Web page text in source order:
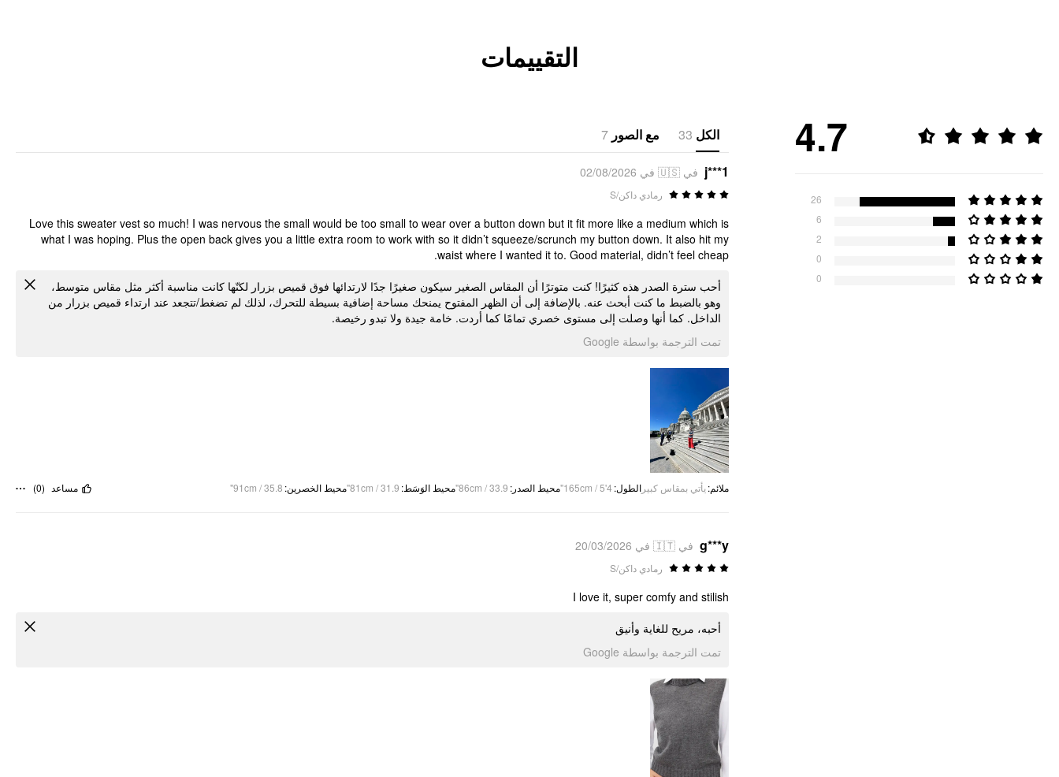
التقييمات
4.7
26
6
2
0
0
الكل 33 مع الصور 7
j***1 في 🇺🇸 في 02/08/2026
رمادي داكن/S
Love this sweater vest so much! I was nervous the small would be too small to wear over a button down but it fit more like a medium which is
what I was hoping. Plus the open back gives you a little extra room to work with so it didn’t squeeze/scrunch my button down. It also hit my
waist where I wanted it to. Good material, didn’t feel cheap.
أحب سترة الصدر هذه كثيرًا! كنت متوترًا أن المقاس الصغير سيكون صغيرًا جدًا لارتدائها فوق قميص بزرار لكنّها كانت مناسبة أكثر مثل مقاس متوسط،
وهو بالضبط ما كنت أبحث عنه. بالإضافة إلى أن الظهر المفتوح يمنحك مساحة إضافية بسيطة للتحرك، لذلك لم تضغط/تتجعد عند ارتداء قميص بزرار من
الداخل. كما أنها وصلت إلى مستوى خصري تمامًا كما أردت. خامة جيدة ولا تبدو رخيصة.
تمت الترجمة بواسطة Google
ملائم:يأتي بمقاس كبير الطول:
165cm / 5'4" محيط الصدر:
86cm / 33.9" محيط الوَسَط:
81cm / 31.9" محيط الخصرين:
91cm / 35.8" مساعد (
0
)
g***y في 🇮🇹 في 20/03/2026
رمادي داكن/S
I love it, super comfy and stilish
أحبه، مريح للغاية وأنيق
تمت الترجمة بواسطة Google